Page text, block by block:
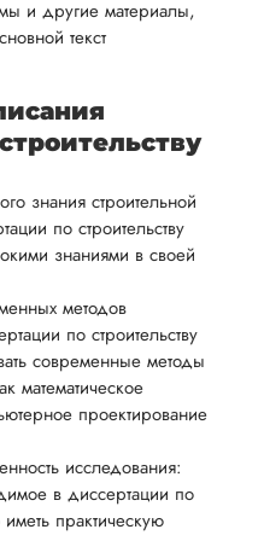
и другие материалы,
текст
знания строительной
по строительству
знаниями в своей
методов
по строительству
современные методы
математическое
проектирование
исследования:
в диссертации по
практическую